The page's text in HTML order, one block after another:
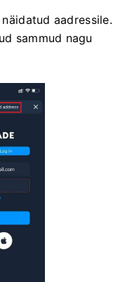
aadressile.
sammud nagu